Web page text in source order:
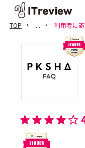
TOP ... 利用者に